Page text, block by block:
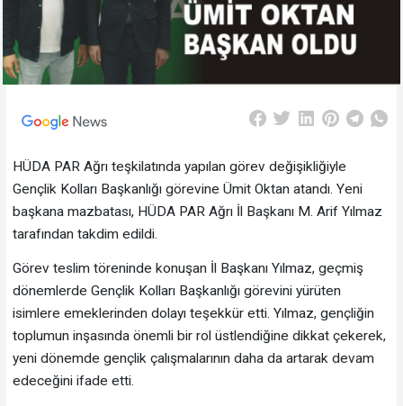
HÜDA PAR Ağrı teşkilatında yapılan görev değişikliğiyle
Gençlik Kolları Başkanlığı görevine Ümit Oktan atandı. Yeni
başkana mazbatası, HÜDA PAR Ağrı İl Başkanı M. Arif Yılmaz
tarafından takdim edildi.
Görev teslim töreninde konuşan İl Başkanı Yılmaz, geçmiş
dönemlerde Gençlik Kolları Başkanlığı görevini yürüten
isimlere emeklerinden dolayı teşekkür etti. Yılmaz, gençliğin
toplumun inşasında önemli bir rol üstlendiğine dikkat çekerek,
yeni dönemde gençlik çalışmalarının daha da artarak devam
edeceğini ifade etti.